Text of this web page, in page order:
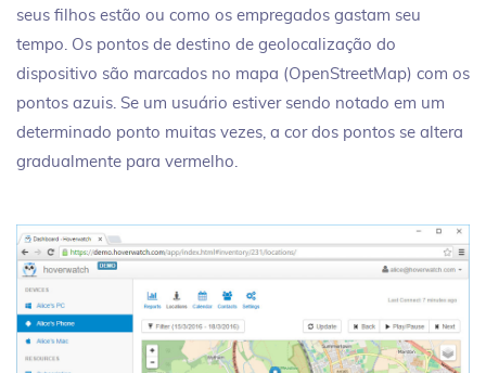
seus filhos estão ou como os empregados gastam seu
tempo. Os pontos de destino de geolocalização do
dispositivo são marcados no mapa (OpenStreetMap) com os
pontos azuis. Se um usuário estiver sendo notado em um
determinado ponto muitas vezes, a cor dos pontos se altera
gradualmente para vermelho.